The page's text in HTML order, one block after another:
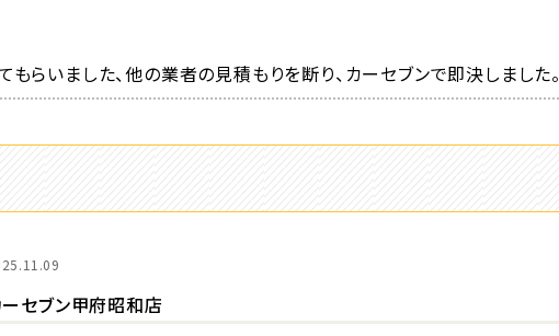
らいました、他の業者の見積もりを断り、カーセブンで即決しました。
セブン甲府昭和店